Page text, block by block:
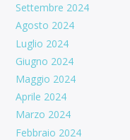
Settembre 2024
Agosto 2024
Luglio 2024
Giugno 2024
Maggio 2024
Aprile 2024
Marzo 2024
Febbraio 2024